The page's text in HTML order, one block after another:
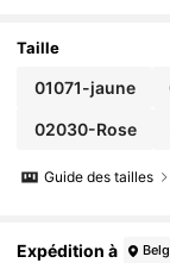
me, la poterie et la
Taille
01071-jaune
02030-Rose
Guide des tailles
Expédition à